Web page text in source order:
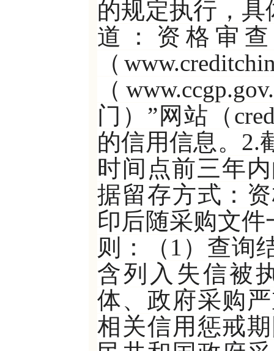
的规定执行，
道：资格审
（
（
门）”网站（
的信用信息。2.
时间点前三年
据留存方式：
印后随采购文
则：（1）查询
含列入失信被
体、政府采购
相关信用惩戒